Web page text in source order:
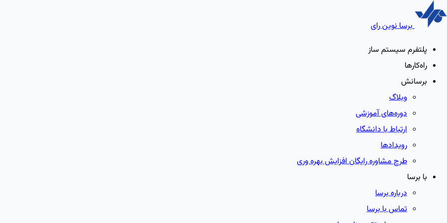
برسا نوین رای
پلتفرم سیستم ساز
راه‌کارها
برسانش
وبلاگ
دوره‌های آموزشی
ارتباط با دانشگاه
رویدادها
طرح مشاوره رایگان افزایش بهره وری
با برسا
درباره برسا
تماس با برسا